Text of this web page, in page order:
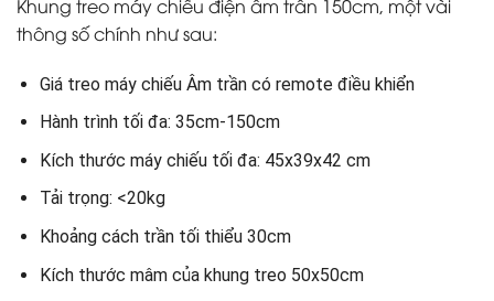
Khung treo máy chiếu điện âm trần 150cm, một vài
thông số chính như sau:
Giá treo máy chiếu Âm trần có remote điều khiển
Hành trình tối đa: 35cm-150cm
Kích thước máy chiếu tối đa: 45x39x42 cm
Tải trọng: <20kg
Khoảng cách trần tối thiểu 30cm
Kích thước mâm của khung treo 50x50cm